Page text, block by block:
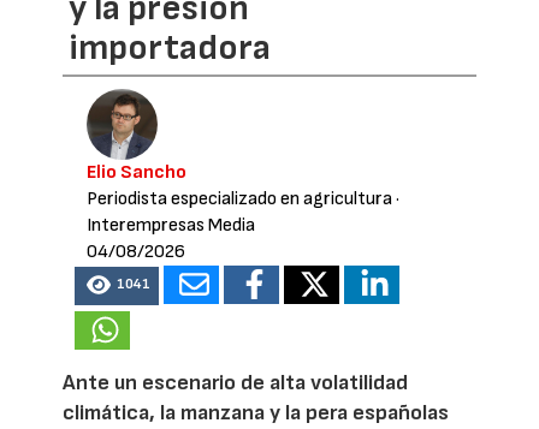
y la presión
importadora
Elio Sancho
Periodista especializado en agricultura·
Interempresas Media
04/08/2026
1041
Ante un escenario de alta volatilidad
climática, la manzana y la pera españolas